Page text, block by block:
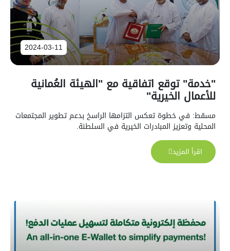
2024-03-11
"خدمة" توقع اتفاقية مع "الهيئة العُمانية
للأعمال الخيرية"
مسقط: في خطوة تعكس التزامها الراسخ بدعم تطوير المجتمعات
المحلية وتعزيز المبادرات الخيرية في السلطنة.
اقرأ المزيد